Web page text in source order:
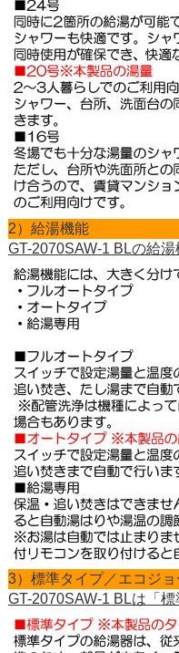
2）給湯機能
GT-2070SAW-1 BLの給
3）標準タイプ／エコジ
GT-2070SAW-1 BLは「